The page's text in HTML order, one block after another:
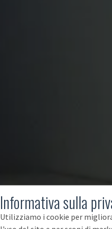
Informativa sulla
Utilizziamo i cookie per